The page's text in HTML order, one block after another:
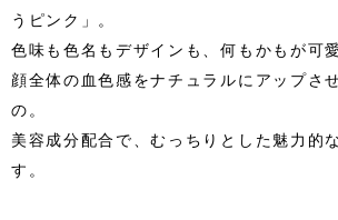
うピンク」。
色味も色名もデザインも、何もかもが可
顔全体の血色感をナチュラルにアップさ
の。
美容成分配合で、むっちりとした魅力的
す。